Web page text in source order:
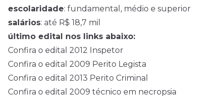
escolaridade: fundamental, médio e superior
salários: até R$ 18,7 mil
último edital nos links abaixo:
Confira o edital 2012 Inspetor
Confira o edital 2009 Perito Legista
Confira o edital 2013 Perito Criminal
Confira o edital 2009 técnico em necropsia